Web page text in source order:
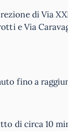
di Via
e Via
fino a
di circa 10